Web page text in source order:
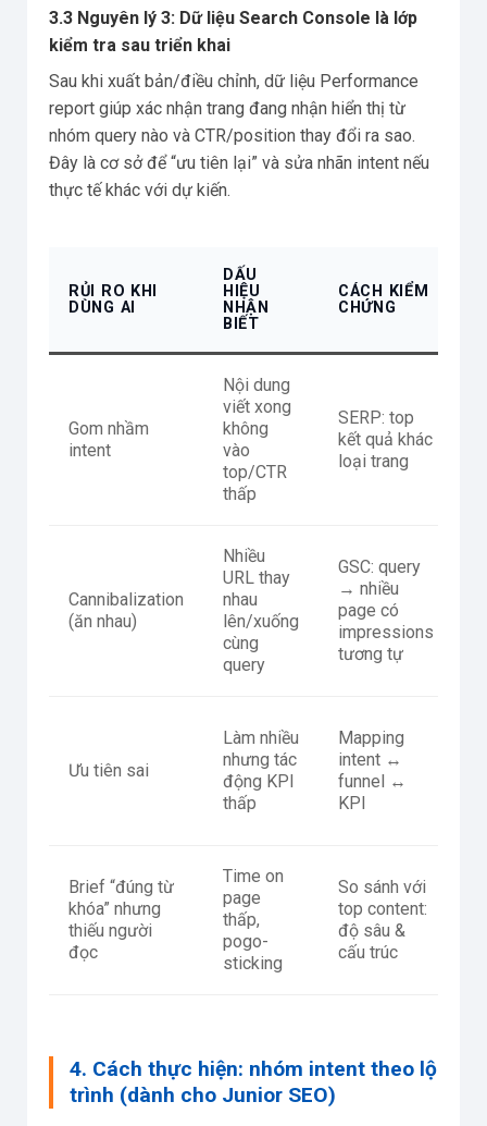
3.3 Nguyên lý 3: Dữ liệu Search Console là lớp
kiểm tra sau triển khai
Sau khi xuất bản/điều chỉnh, dữ liệu Performance
report giúp xác nhận trang đang nhận hiển thị từ
nhóm query nào và CTR/position thay đổi ra sao.
Đây là cơ sở để “ưu tiên lại” và sửa nhãn intent nếu
thực tế khác với dự kiến.
RỦI RO KHI
DÙNG AI
DẤU
HIỆU
NHẬN
BIẾT
CÁCH KIỂM
CHỨNG
Gom nhầm
intent
Nội dung
viết xong
không
vào
top/CTR
thấp
SERP: top
kết quả khác
loại trang
Cannibalization
(ăn nhau)
Nhiều
URL thay
nhau
lên/xuống
cùng
query
GSC: query
→ nhiều
page có
impressions
tương tự
Ưu tiên sai
Làm nhiều
nhưng tác
động KPI
thấp
Mapping
intent ↔
funnel ↔
KPI
Brief “đúng từ
khóa” nhưng
thiếu người
đọc
Time on
page
thấp,
pogo-
sticking
So sánh với
top content:
độ sâu &
cấu trúc
4. Cách thực hiện: nhóm intent theo lộ
trình (dành cho Junior SEO)